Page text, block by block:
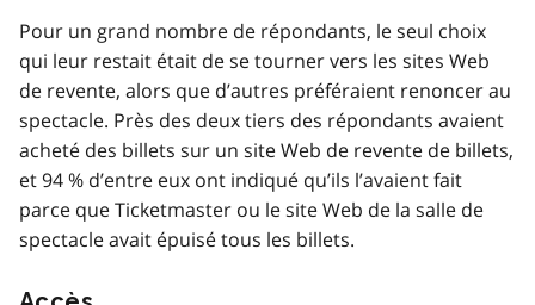
Pour un grand nombre de répondants, le seul choix
qui leur restait était de se tourner vers les sites Web
de revente, alors que d’autres préféraient renoncer au
spectacle. Près des deux tiers des répondants avaient
acheté des billets sur un site Web de revente de billets,
et 94 % d’entre eux ont indiqué qu’ils l’avaient fait
parce que Ticketmaster ou le site Web de la salle de
spectacle avait épuisé tous les billets.